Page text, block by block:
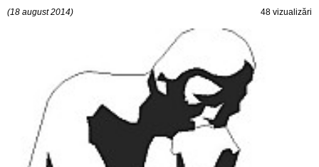
(18 august 2014) 48 vizualizări